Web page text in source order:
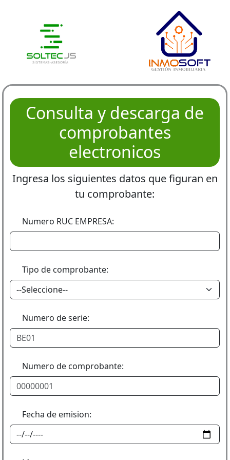
Consulta y descarga de
comprobantes
electronicos
Ingresa los siguientes datos que figuran en
tu comprobante:
Numero RUC EMPRESA:
Tipo de comprobante:
Numero de serie:
Numero de comprobante:
Fecha de emision: